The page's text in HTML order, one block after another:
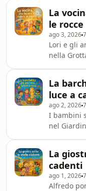
scoprono
soffiando
animali
La
le rocce
ago 3, 2026
Lori e gli
nella
l'Eco
è proprio
cristalli
La
luce a
ago 2, 2026
I bambini
nel
riporta a
La
cadenti
ago 1, 2026
Alfredo